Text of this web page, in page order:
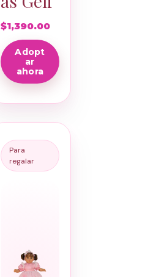
$1,390.00
Adopt
ar
ahora
Para
regalar